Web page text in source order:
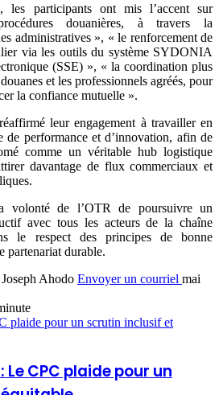
les participants ont mis l’accent sur
douanières, à travers la
administratives », « le renforcement de
via les outils du système SYDONIA
(SSE) », « la coordination plus
et les professionnels agréés, pour
la confiance mutuelle ».
leur engagement à travailler en
de performance et d’innovation, afin de
comme un véritable hub logistique
davantage de flux commerciaux et
volonté de l’OTR de poursuivre un
avec tous les acteurs de la chaîne
le respect des principes de bonne
partenariat durable.
Joseph Ahodo Envoyer un courriel mai
plaide pour un scrutin inclusif et
CPC plaide pour un